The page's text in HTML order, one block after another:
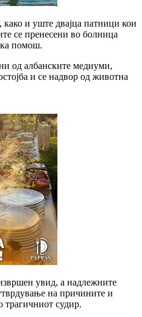
како и уште двајца патници кои
се пренесени во болница
помош.
од албанските медиуми,
и се надвор од животна
увид, а надлежните
на причините и
трагичниот судир.